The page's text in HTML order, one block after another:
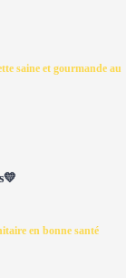
saine et gourmande au
en bonne santé